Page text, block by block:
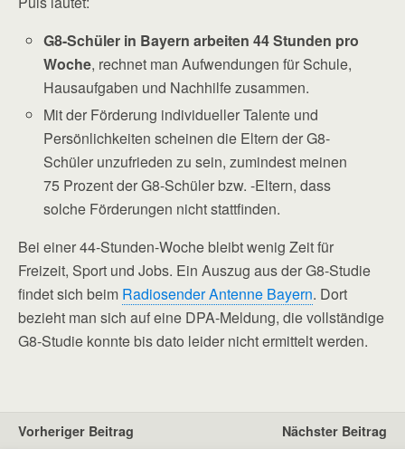
G8-Schüler in Bayern arbeiten 44 Stunden pro
Woche, rechnet man Aufwendungen für Schule,
Hausaufgaben und Nachhilfe zusammen.
Mit der Förderung individueller Talente und
Persönlichkeiten scheinen die Eltern der G8-
Schüler unzufrieden zu sein, zumindest meinen
75 Prozent der G8-Schüler bzw. -Eltern, dass
solche Förderungen nicht stattfinden.
Bei einer 44-Stunden-Woche bleibt wenig Zeit für
Freizeit, Sport und Jobs. Ein Auszug aus der G8-Studie
findet sich beim Radiosender Antenne Bayern. Dort
bezieht man sich auf eine DPA-Meldung, die vollständige
G8-Studie konnte bis dato leider nicht ermittelt werden.
Vorheriger Beitrag Nächster Beitrag